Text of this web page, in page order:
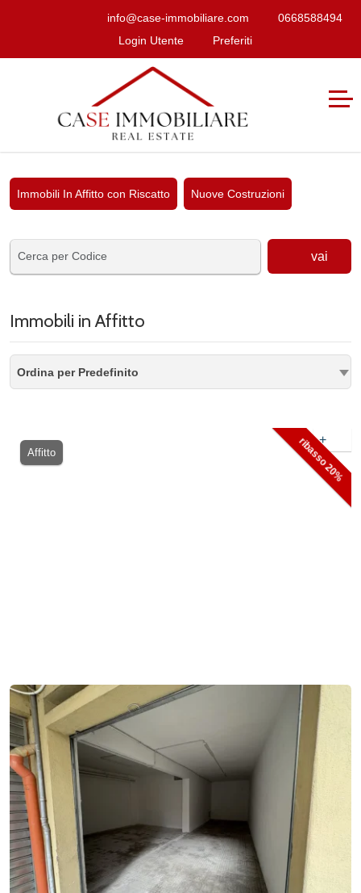
info@case-immobiliare.com
0668588494
Login Utente
Preferiti
Immobili In Affitto con Riscatto Nuove Costruzioni
vai
Immobili in Affitto
Ordina per Predefinito
Affitto
+
ribasso 20%